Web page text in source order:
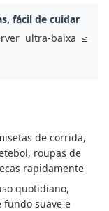
fácil de cuidar
ultra-baixa ≤
de corrida,
roupas de
rapidamente
quotidiano,
fundo suave e